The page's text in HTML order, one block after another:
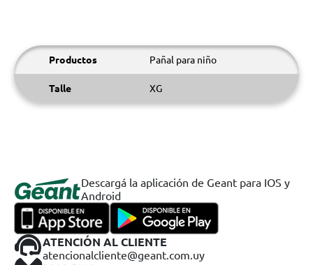
Productos Pañal para niño
Talle XG
Descargá la aplicación de Geant para IOS y
Android
ATENCIÓN AL CLIENTE
atencionalcliente@geant.com.uy